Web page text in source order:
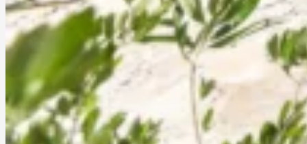
condizionata in estate (se disponibile),
acqua, consumo di gas (se
finale, biancheria da letto, asciugamani
tassa di soggiorno. Tutti i servizi
come la consegna della spesa, la
riscaldata o il noleggio di biciclette,
pagati al proprietario dell’alloggio.